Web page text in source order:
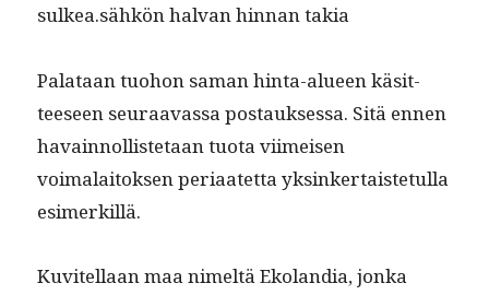
sulkea.sähkön hal­van hin­nan takia
Palataan tuo­hon saman hin­ta-alueen käsit­
teeseen seu­raavas­sa postauk­ses­sa. Sitä ennen
havain­nol­lis­te­taan tuo­ta viimeisen
voimalaitok­sen peri­aatet­ta yksinker­tais­te­tul­la
esimerkillä.
Kuvitel­laan maa nimeltä Ekolan­dia, jon­ka